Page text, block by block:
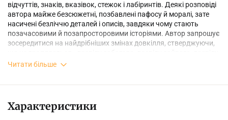
відчуттів, знаків, вказівок, стежок і лабіринтів. Деякі розповіді
автора майже безсюжетні, позбавлені пафосу й моралі, зате
насичені безліччю деталей і описів, завдяки чому стають
позачасовими й позапросторовими історіями. Автор запрошує
зосереди­тися на найдрібніших змінах довкілля, стверджуючи,
хибного».
Книга зацікавить вибагливого читача, спраглого естетичного
інте­лектуального читання.
Читати більше
Характеристики